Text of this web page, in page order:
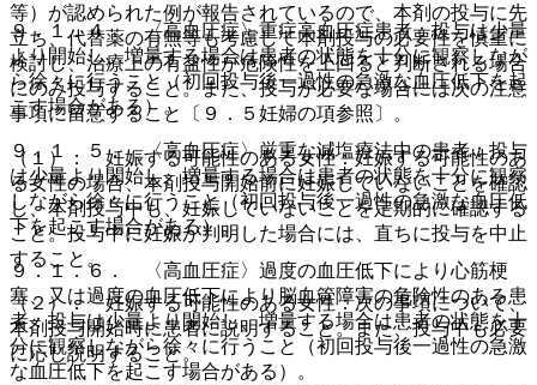
等）が認められた例が報告されているので、本剤の投与に先
立ち、代替薬の有無等も考慮して本剤投与の必要性を慎重に
検討し、治療上の有益性が危険性を上回ると判断される場合
にのみ投与すること。また、投与が必要な場合には次の注意
事項に留意すること〔９．５妊婦の項参照〕。
（１）． 妊娠する可能性のある女性：妊娠する可能性のあ
る女性の場合、本剤投与開始前に妊娠していないことを確認
し、本剤投与中も、妊娠していないことを定期的に確認する
こと。投与中に妊娠が判明した場合には、直ちに投与を中止
すること。
（２）． 妊娠する可能性のある女性：次の事項について、
本剤投与開始時に患者に説明すること。また、投与中も必要
に応じ説明すること。
９．１．４． 〈高血圧症〉重症高血圧症患者：投与は少量
より開始し、増量する場合は患者の状態を十分に観察しなが
ら徐々に行うこと（初回投与後一過性の急激な血圧低下を起
こす場合がある）。
９．１．５． 〈高血圧症〉厳重な減塩療法中の患者：投与
は少量より開始し、増量する場合は患者の状態を十分に観察
しながら徐々に行うこと（初回投与後一過性の急激な血圧低
下を起こす場合がある）。
９．１．６． 〈高血圧症〉過度の血圧低下により心筋梗
塞、又は過度の血圧低下により脳血管障害の危険性のある患
者：投与は少量より開始し、増量する場合は患者の状態を十
分に観察しながら徐々に行うこと（初回投与後一過性の急激
な血圧低下を起こす場合がある）。